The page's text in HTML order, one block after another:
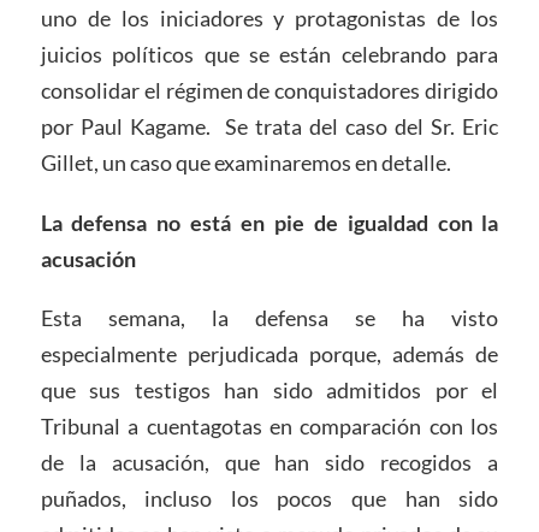
uno de los iniciadores y protagonistas de los
juicios políticos que se están celebrando para
consolidar el régimen de conquistadores dirigido
por Paul Kagame. Se trata del caso del Sr. Eric
Gillet, un caso que examinaremos en detalle.
La defensa no está en pie de igualdad con la
acusación
Esta semana, la defensa se ha visto
especialmente perjudicada porque, además de
que sus testigos han sido admitidos por el
Tribunal a cuentagotas en comparación con los
de la acusación, que han sido recogidos a
puñados, incluso los pocos que han sido